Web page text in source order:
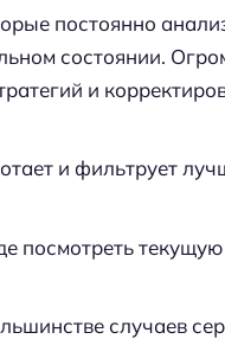
постоянно
состоянии.
и
и фильтрует
посмотреть
случаев